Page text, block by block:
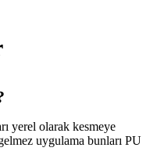
yerel olarak kesmeye
uygulama bunları PU